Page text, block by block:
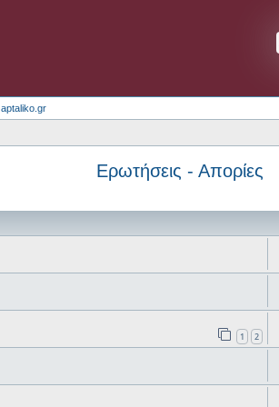
aptaliko.gr
Ερωτήσεις - Απορίες
1 2